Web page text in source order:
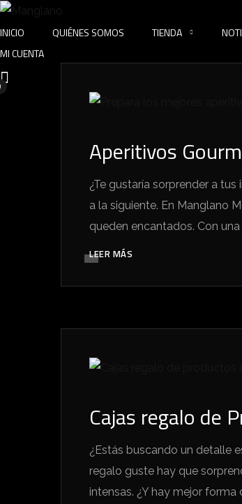
INICIO QUIÉNES SOMOS TIENDA
MI CUENTA
Aperitivos
¿Te gustaría sorprender a
a la siguiente. En Manglano
queden encantados. Con
LEER MÁS
Cajas regalo de
¿Estás buscando un detalle
regalo guste hay que
intensas. ¿Y hay mejor